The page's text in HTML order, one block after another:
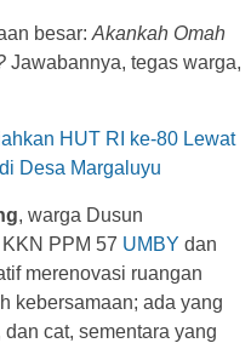
besar: Akankah Omah
Jawabannya, tegas warga,
HUT RI ke-80 Lewat
Desa Margaluyu
, warga Dusun
PPM 57 UMBY dan
merenovasi ruangan
kebersamaan; ada yang
cat, sementara yang